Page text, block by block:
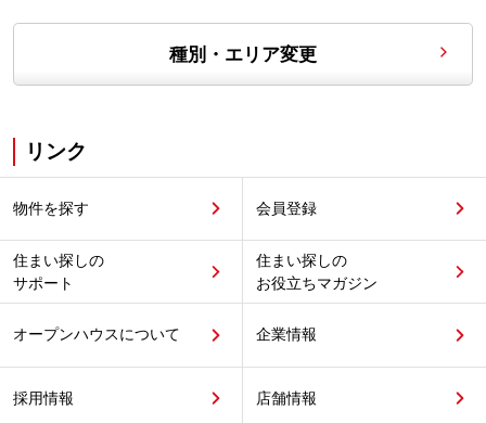
種別・エリア変更
リンク
物件を探す 会員登録
住まい探しの
サポート
住まい探しの
お役立ちマガジン
オープンハウスについて 企業情報
採用情報 店舗情報